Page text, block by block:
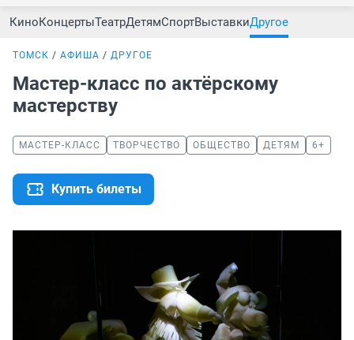
КиноКонцертыТеатрДетямСпортВыставкиДругое
ТОМСК АФИША ДРУГОЕ
Мастер-класс по актёрскому
мастерству
МАСТЕР-КЛАСС ТВОРЧЕСТВО ОБЩЕСТВО ДЕТЯМ 6+
Купить билеты